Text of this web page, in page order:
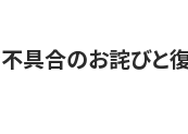
具合のお詫びと